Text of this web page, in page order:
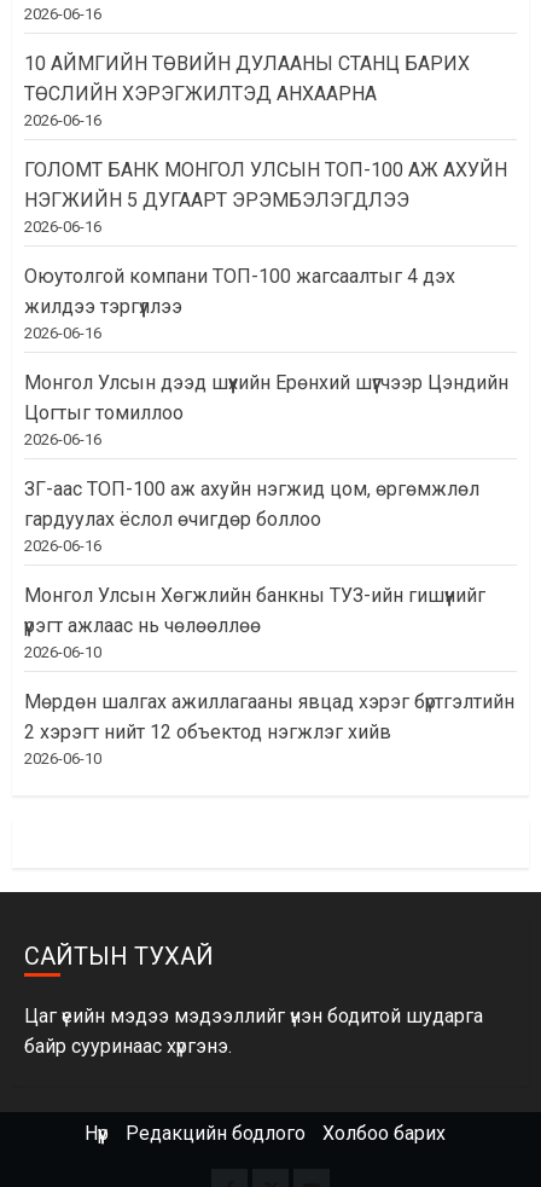
2026-06-16
10 АЙМГИЙН ТӨВИЙН ДУЛААНЫ СТАНЦ БАРИХ
ТӨСЛИЙН ХЭРЭГЖИЛТЭД АНХААРНА
2026-06-16
ГОЛОМТ БАНК МОНГОЛ УЛСЫН ТОП-100 АЖ АХУЙН
НЭГЖИЙН 5 ДУГААРТ ЭРЭМБЭЛЭГДЛЭЭ
2026-06-16
Оюутолгой компани ТОП-100 жагсаалтыг 4 дэх
жилдээ тэргүүллээ
2026-06-16
Монгол Улсын дээд шүүхийн Ерөнхий шүүгчээр Цэндийн
Цогтыг томиллоо
2026-06-16
ЗГ-аас ТОП-100 аж ахуйн нэгжид цом, өргөмжлөл
гардуулах ёслол өчигдөр боллоо
2026-06-16
Монгол Улсын Хөгжлийн банкны ТУЗ-ийн гишүүнийг
үүрэгт ажлаас нь чөлөөллөө
2026-06-10
Мөрдөн шалгах ажиллагааны явцад хэрэг бүртгэлтийн
2 хэрэгт нийт 12 объектод нэгжлэг хийв
2026-06-10
САЙТЫН ТУХАЙ
Цаг үеийн мэдээ мэдээллийг үнэн бодитой шударга
байр сууринаас хүргэнэ.
Нүүр Редакцийн бодлого Холбоо барих